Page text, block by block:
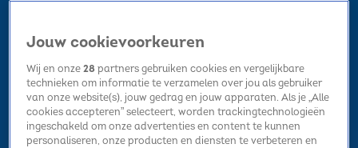
Home Radio luisteren Hitlijsten Acties Kerst Nieuws
Volg Sky Radio
Jouw cookievoorkeuren
Wij en onze28partners gebruiken cookies en vergelijkbare
technieken om informatie te verzamelen over jou als gebruiker
van onze website(s), jouw gedrag en jouw apparaten. Als je „Alle
cookies accepteren” selecteert, worden trackingtechnologieën
ingeschakeld om onze advertenties en content te kunnen
personaliseren, onze producten en diensten te verbeteren en